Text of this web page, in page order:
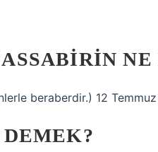
NE
beraberdir.) 12